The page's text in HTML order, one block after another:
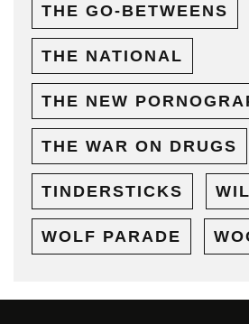
THE GO-BETWEENS
THE NATIONAL
THE NEW
THE WAR ON DRUGS
TINDERSTICKS
WOLF PARADE